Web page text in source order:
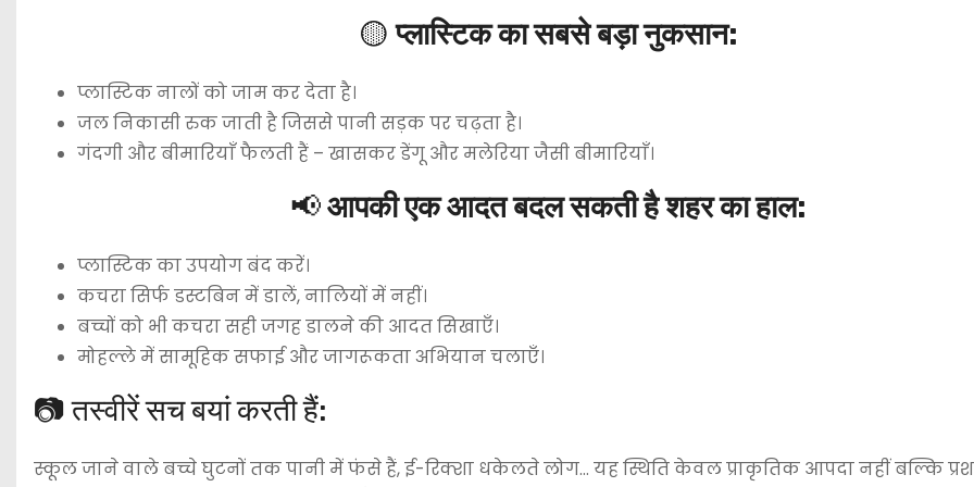
🟡प्लास्टिक का सबसे बड़ा नुकसान:
प्लास्टिक नालों को जाम कर देता है।
जल निकासी रुक जाती है जिससे पानी सड़क पर चढ़ता है।
गंदगी और बीमारियाँ फैलती हैं – खासकर डेंगू और मलेरिया जैसी बीमारियाँ।
📢आपकी एक आदत बदल सकती है शहर का हाल:
प्लास्टिक का उपयोग बंद करें।
कचरा सिर्फ डस्टबिन में डालें, नालियों में नहीं।
बच्चों को भी कचरा सही जगह डालने की आदत सिखाएँ।
मोहल्ले में सामूहिक सफाई और जागरूकता अभियान चलाएँ।
📷 तस्वीरें सच बयां करती हैं:
स्कूल जाने वाले बच्चे घुटनों तक पानी में फंसे हैं, ई-रिक्शा धकेलते लोग… यह स्थिति केवल प्राकृतिक आपदा नहीं बल्कि